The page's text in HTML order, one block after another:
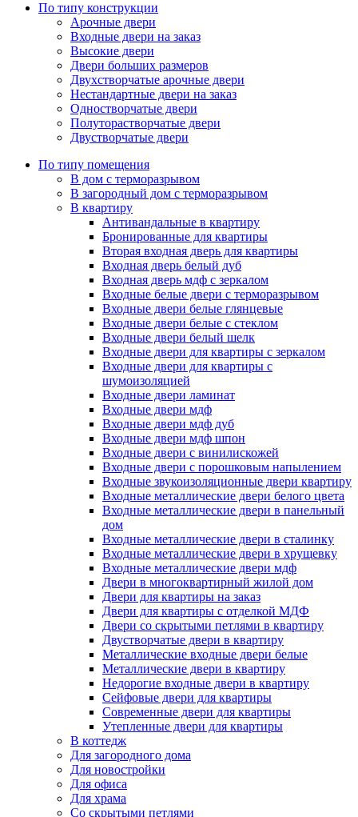
По типу конструкции
Арочные двери
Входные двери на заказ
Высокие двери
Двери больших размеров
Двухстворчатые арочные двери
Нестандартные двери на заказ
Одностворчатые двери
Полуторастворчатые двери
Двустворчатые двери
По типу помещения
В дом с терморазрывом
В загородный дом с терморазрывом
В квартиру
Антивандальные в квартиру
Бронированные для квартиры
Вторая входная дверь для квартиры
Входная дверь белый дуб
Входная дверь мдф с зеркалом
Входные белые двери с терморазрывом
Входные двери белые глянцевые
Входные двери белые с стеклом
Входные двери белый шелк
Входные двери для квартиры с зеркалом
Входные двери для квартиры с
шумоизоляцией
Входные двери ламинат
Входные двери мдф
Входные двери мдф дуб
Входные двери мдф шпон
Входные двери с винилискожей
Входные двери с порошковым напылением
Входные звукоизоляционные двери квартиру
Входные металлические двери белого цвета
Входные металлические двери в панельный
дом
Входные металлические двери в сталинку
Входные металлические двери в хрущевку
Входные металлические двери мдф
Двери в многоквартирный жилой дом
Двери для квартиры на заказ
Двери для квартиры с отделкой МДФ
Двери со скрытыми петлями в квартиру
Двустворчатые двери в квартиру
Металлические входные двери белые
Металлические двери в квартиру
Недорогие входные двери в квартиру
Сейфовые двери для квартиры
Современные двери для квартиры
Утепленные двери для квартиры
В коттедж
Для загородного дома
Для новостройки
Для офиса
Для храма
Со скрытыми петлями